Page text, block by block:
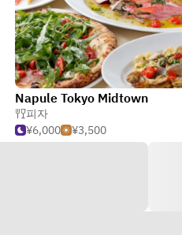
Napule Tokyo Midtown
피자
¥6,000
¥3,500